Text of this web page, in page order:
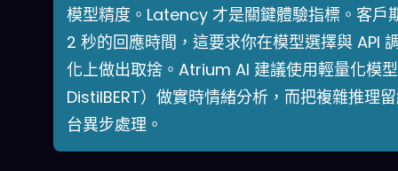
模型精度。Latency 才是關鍵體驗指標。客戶
2 秒的回應時間，這要求你在模型選擇與 API
化上做出取捨。Atrium AI 建議使用輕量化模
DistilBERT）做實時情緒分析，而把複雜推理
台異步處理。